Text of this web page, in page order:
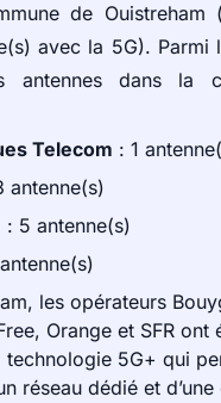
de Ouistreham
avec la 5G). Parmi
antennes dans la
Telecom : 1
antenne(s)
: 5 antenne(s)
les opérateurs
Orange et SFR ont
technologie 5G+ qui
réseau dédié et